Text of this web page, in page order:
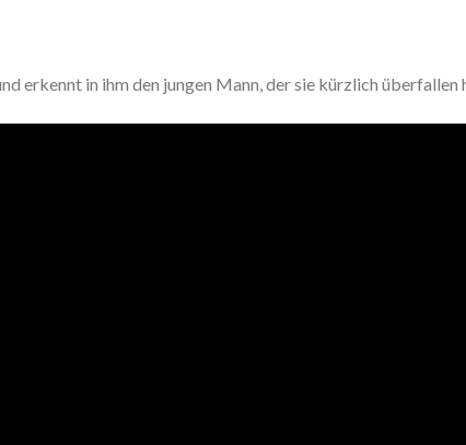
erkennt in ihm den jungen Mann, der sie kürzlich überfallen